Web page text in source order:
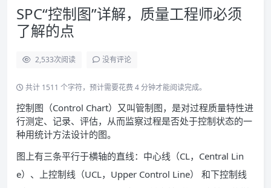
SPC“控制图”详解，质量工程师必须
了解的点
2,533次阅读 没有评论
共计 1511 个字符，预计需要花费 4 分钟才能阅读完成。
控制图（Control Chart）又叫管制图，是对过程质量特性进
行测定、记录、评估，从而监察过程是否处于控制状态的一
种用统计方法设计的图。
图上有三条平行于横轴的直线：中心线（CL，Central Lin
e）、上控制线（UCL，Upper Control Line） 和下控制线